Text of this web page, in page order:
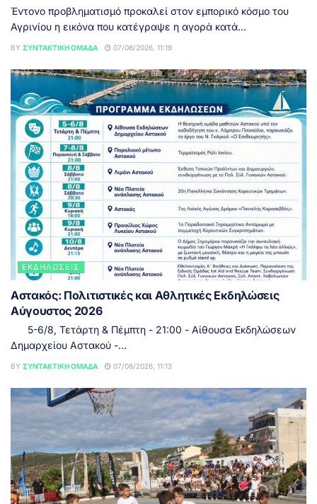
Έντονο προβληματισμό προκαλεί στον εμπορικό κόσμο του
Αγρινίου η εικόνα που κατέγραψε η αγορά κατά...
BY ΣΥΝΤΑΚΤΙΚΉ ΟΜΆΔΑ 07/08/2026, 11:19
ΕΚΔΗΛΏΣΕΙΣ
Αστακός: Πολιτιστικές και Αθλητικές Εκδηλώσεις
Αύγουστος 2026
5-6/8, Τετάρτη & Πέμπτη - 21:00 - Αίθουσα Εκδηλώσεων
Δημαρχείου Αστακού -...
BY ΣΥΝΤΑΚΤΙΚΉ ΟΜΆΔΑ 07/08/2026, 11:13